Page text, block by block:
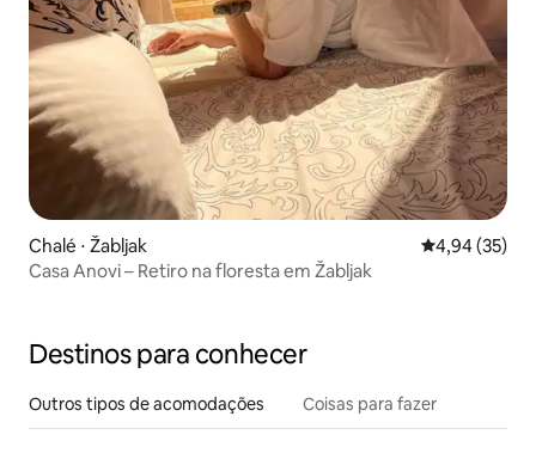
Chalé ⋅ Žabljak 4,94 de uma
4,94 (35)
Casa Anovi – Retiro na floresta em Žabljak
Destinos para conhecer
Outros tipos de acomodações Coisas para fazer